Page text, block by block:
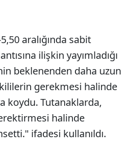
aralığında sabit
ilişkin yayımladığı
beklenenden daha uzun
gerekmesi halinde
koydu. Tutanaklarda,
halinde
ifadesi kullanıldı.